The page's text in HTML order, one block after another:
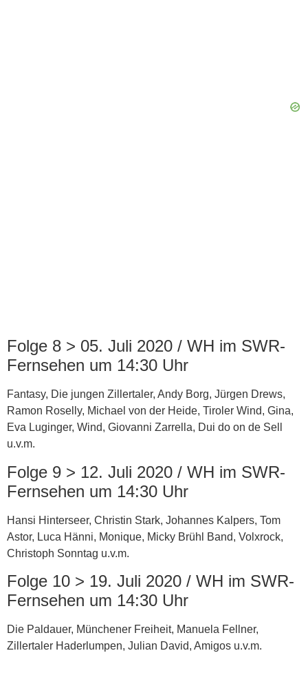
Folge 8 > 05. Juli 2020 / WH im SWR-
Fernsehen um 14:30 Uhr
Fantasy, Die jungen Zillertaler, Andy Borg, Jürgen Drews,
Ramon Roselly, Michael von der Heide, Tiroler Wind, Gina,
Eva Luginger, Wind, Giovanni Zarrella, Dui do on de Sell
u.v.m.
Folge 9 > 12. Juli 2020 / WH im SWR-
Fernsehen um 14:30 Uhr
Hansi Hinterseer, Christin Stark, Johannes Kalpers, Tom
Astor, Luca Hänni, Monique, Micky Brühl Band, Volxrock,
Christoph Sonntag u.v.m.
Folge 10 > 19. Juli 2020 / WH im SWR-
Fernsehen um 14:30 Uhr
Die Paldauer, Münchener Freiheit, Manuela Fellner,
Zillertaler Haderlumpen, Julian David, Amigos u.v.m.